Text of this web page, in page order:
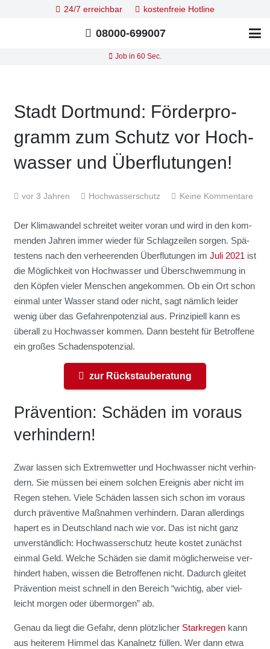
24/7 erreichbar kostenfreie Hotline
08000-699007
Job in 60 Sec.
Stadt Dort­mund: För­der­pro­
gramm zum Schutz vor Hoch­
was­ser und Über­flu­tun­gen!
vor 3 Jahren Hochwasserschutz Keine Kommentare
Der Kli­ma­wan­del schrei­tet wei­ter vor­an und wird in den kom­
men­den Jah­ren immer wie­der für Schlag­zei­len sor­gen. Spä­
tes­tens nach den ver­hee­ren­den Über­flu­tun­gen im Juli 2021 ist
die Mög­lich­keit von Hoch­was­ser und Über­schwem­mung in
den Köp­fen vie­ler Men­schen ange­kom­men. Ob ein Ort schon
ein­mal unter Was­ser stand oder nicht, sagt näm­lich lei­der
wenig über das Gefah­ren­po­ten­zi­al aus. Prin­zi­pi­ell kann es
über­all zu Hoch­was­ser kom­men. Dann besteht für Betrof­fe­ne
ein gro­ßes Scha­dens­po­ten­zi­al.
zur Rück­stau­be­ra­tung
Prä­ven­ti­on: Schä­den im vor­aus
ver­hin­dern!
Zwar las­sen sich Extrem­wet­ter und Hoch­was­ser nicht ver­hin­
dern. Sie müs­sen bei einem sol­chen Ereig­nis aber nicht im
Regen ste­hen. Vie­le Schä­den las­sen sich schon im vor­aus
durch prä­ven­ti­ve Maß­nah­men ver­hin­dern. Dar­an aller­dings
hapert es in Deutsch­land nach wie vor. Das ist nicht ganz
unver­ständ­lich: Hoch­was­ser­schutz heu­te kos­tet zunächst
ein­mal Geld. Wel­che Schä­den sie damit mög­li­cher­wei­se ver­
hin­dert haben, wis­sen die Betrof­fe­nen nicht. Dadurch glei­tet
Prä­ven­ti­on meist schnell in den Bereich “wich­tig, aber viel­
leicht mor­gen oder über­mor­gen” ab.
Genau da liegt die Gefahr, denn plötz­li­cher Stark­re­genkann
aus hei­te­rem Him­mel das Kanal­netz fül­len. Wer dann etwa